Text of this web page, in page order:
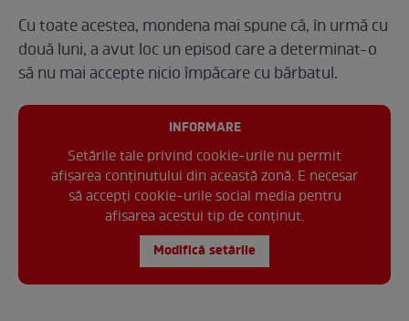
Cu toate acestea, mondena mai spune că, în urmă cu
două luni, a avut loc un episod care a determinat-o
să nu mai accepte nicio împăcare cu bărbatul.
INFORMARE
Setările tale privind cookie-urile nu permit
afișarea conținutului din această zonă. E necesar
să accepți cookie-urile social media pentru
afisarea acestui tip de conținut.
Modifică setările